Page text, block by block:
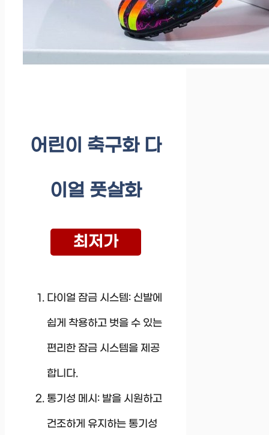
어린이 축구화 다
이얼 풋살화
최저가
다이얼 잠금 시스템: 신발에
쉽게 착용하고 벗을 수 있는
편리한 잠금 시스템을 제공
합니다.
통기성 메시: 발을 시원하고
건조하게 유지하는 통기성